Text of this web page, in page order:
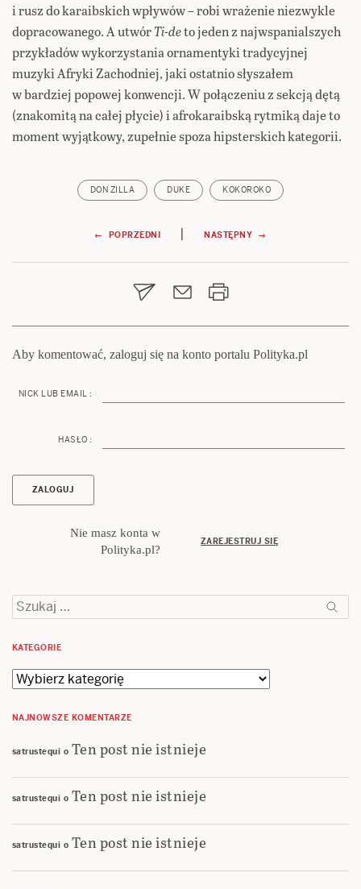
i rusz do karaibskich wpływów – robi wrażenie niezwykle
dopracowanego. A utwórTi-deto jeden z najwspanialszych
przykładów wykorzystania ornamentyki tradycyjnej
muzyki Afryki Zachodniej, jaki ostatnio słyszałem
w bardziej popowej konwencji. W połączeniu z sekcją dętą
(znakomitą na całej płycie) i afrokaraibską rytmiką daje to
moment wyjątkowy, zupełnie spoza hipsterskich kategorii.
DON ZILLA DUKE KOKOROKO
Nawigacja
wpisu
← POPRZEDNI | NASTĘPNY →
Aby komentować, zaloguj się na konto portalu Polityka.pl
NICK LUB EMAIL :
HASŁO :
Nie masz konta w
Polityka.pl?
ZAREJESTRUJ SIĘ
Szukaj:
KATEGORIE
Kategorie
NAJNOWSZE KOMENTARZE
satrustequi o Ten post nie istnieje
satrustequi o Ten post nie istnieje
satrustequi o Ten post nie istnieje